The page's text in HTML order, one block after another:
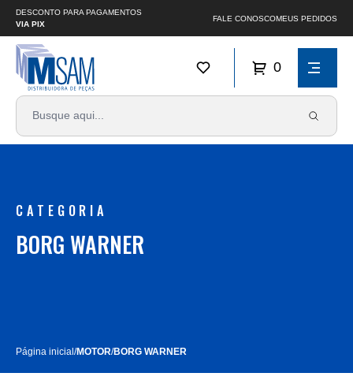
DESCONTO PARA PAGAMENTOS
VIA PIX
FALE CONOSCOMEUS PEDIDOS
0
CATEGORIA
BORG WARNER
Página inicial/MOTOR/BORG WARNER